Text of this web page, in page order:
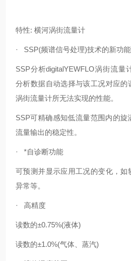
特性: 横河涡街流量计
· SSP(频谱信号处理)技术的新功能
SSP分析digitalYEWFLO涡街流量
分析数据自动选择与该工况对应的
涡街流量计所无法实现的性能。
SSP可精确感知低流量范围内的旋
流量输出的稳定性。
· *自诊断功能
可预测并显示应用工况的变化，如
异常等。
· 高精度
读数的±0.75%(液体)
读数的±1.0%(气体、蒸汽)